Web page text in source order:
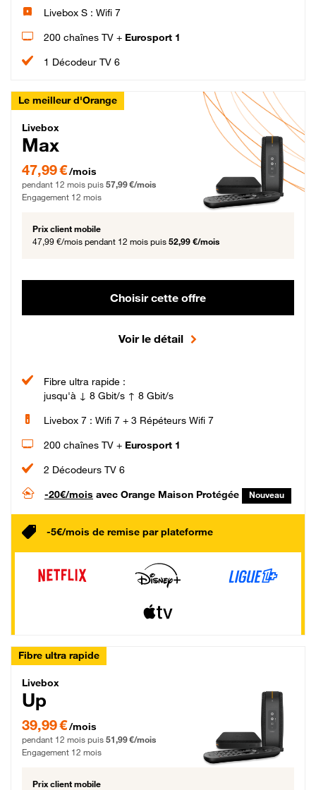
Livebox S : Wifi 7
200 chaînes TV + Eurosport 1
1 Décodeur TV 6
Le meilleur d'Orange
Livebox Max Fibre
Livebox
Max
47,99 € par mois pendant 12 mois puis 57,99 € par mois, Engagement 12 mois
47,99 €/mois
pendant 12 mois puis 57,99 €/mois
Engagement 12 mois
Prix client mobile
47,99 €/mois pendant 12 mois puis 52,99 €/mois
Choisir cette offre
Voir le détail
Fibre ultra rapide :
jusqu'à ↓ 8 Gbit/s ↑ 8 Gbit/s
Livebox 7 : Wifi 7 + 3 Répéteurs Wifi 7
200 chaînes TV + Eurosport 1
2 Décodeurs TV 6
-20€/mois avec Orange Maison Protégée Nouveau
-5€/mois de remise par plateforme
Fibre ultra rapide
Livebox Up Fibre
Livebox
Up
39,99 € par mois pendant 12 mois puis 51,99 € par mois, Engagement 12 mois
39,99 €/mois
pendant 12 mois puis 51,99 €/mois
Engagement 12 mois
Prix client mobile